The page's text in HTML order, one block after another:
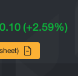
(+2.59%)